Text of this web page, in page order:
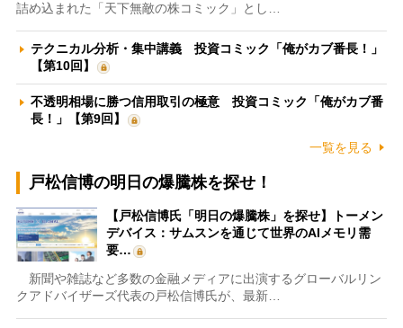
詰め込まれた「天下無敵の株コミック」とし…
テクニカル分析・集中講義 投資コミック「俺がカブ番長！」
【第10回】
不透明相場に勝つ信用取引の極意 投資コミック「俺がカブ番
長！」【第9回】
一覧を見る
戸松信博の明日の爆騰株を探せ！
【戸松信博氏「明日の爆騰株」を探せ】トーメン
デバイス：サムスンを通じて世界のAIメモリ需
要…
新聞や雑誌など多数の金融メディアに出演するグローバルリン
クアドバイザーズ代表の戸松信博氏が、最新…